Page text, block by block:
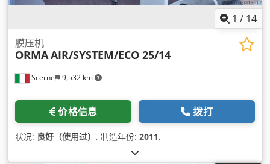
1 / 14
Scerne 9,532 km
膜压机
ORMAAIR/SYSTEM/ECO 25/14
价格信息 拨打
状况: 良好（使用过） , 制造年份: 2011,